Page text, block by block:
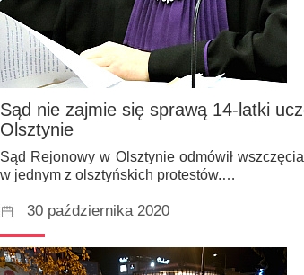
Sąd nie zajmie się sprawą 14-latki
Olsztynie
Sąd Rejonowy w Olsztynie odmówił
w jednym z olsztyńskich protestów.…
30 października 2020